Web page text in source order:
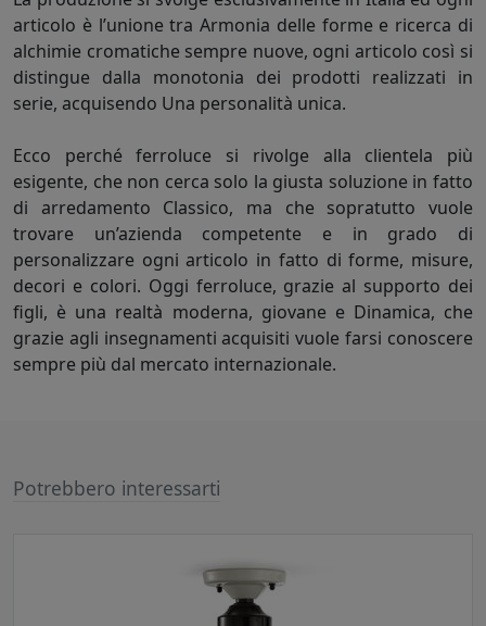
articolo è l’unione tra Armonia delle forme e ricerca di
alchimie cromatiche sempre nuove, ogni articolo così si
distingue dalla monotonia dei prodotti realizzati in
serie, acquisendo Una personalità unica.
Ecco perché ferroluce si rivolge alla clientela più
esigente, che non cerca solo la giusta soluzione in fatto
di arredamento Classico, ma che sopratutto vuole
trovare un’azienda competente e in grado di
personalizzare ogni articolo in fatto di forme, misure,
decori e colori. Oggi ferroluce, grazie al supporto dei
figli, è una realtà moderna, giovane e Dinamica, che
grazie agli insegnamenti acquisiti vuole farsi conoscere
sempre più dal mercato internazionale.
Potrebbero interessarti